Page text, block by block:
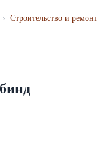
› Строительство и ремонт